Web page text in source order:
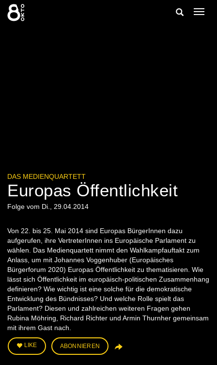
Zum
Inhalt
springen
Suche
DAS MEDIENQUARTETT
Europas Öffentlichkeit
Folge vom Di., 29.04.2014
Von 22. bis 25. Mai 2014 sind Europas BürgerInnen dazu
aufgerufen, ihre VertreterInnen ins Europäische Parlament zu
wählen. Das Medienquartett nimmt den Wahlkampfauftakt zum
Anlass, um mit Johannes Voggenhuber (Europäisches
Bürgerforum 2020) Europas Öffentlichkeit zu thematisieren. Wie
lässt sich Öffentlichkeit im europäisch-politischen Zusammenhang
definieren? Wie wichtig ist eine solche für die demokratische
Entwicklung des Bündnisses? Und welche Rolle spielt das
Parlament? Diesen und zahlreichen weiteren Fragen gehen
Rubina Möhring, Richard Richter und Armin Thurnher gemeinsam
mit ihrem Gast nach.
LIKE ABONNIEREN